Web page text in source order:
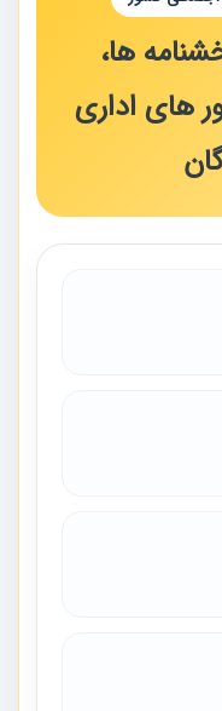
ها،
های اداری